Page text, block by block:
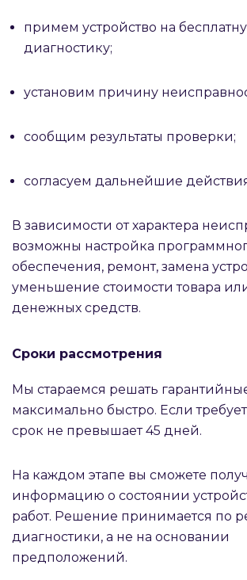
примем устройство на
диагностику;
установим причину
сообщим результаты проверки;
согласуем дальнейшие
В зависимости от характера
возможны настройка
обеспечения, ремонт, замена
уменьшение стоимости товара
денежных средств.
Сроки рассмотрения
Мы стараемся решать
максимально быстро. Если
срок не превышает 45 дней.
На каждом этапе вы сможете
информацию о состоянии
работ. Решение принимается по
диагностики, а не на основании
предположений.